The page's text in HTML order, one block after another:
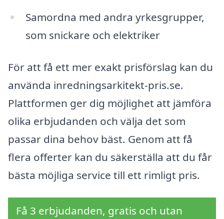
Samordna med andra yrkesgrupper,
som snickare och elektriker
För att få ett mer exakt prisförslag kan du
använda inredningsarkitekt-pris.se.
Plattformen ger dig möjlighet att jämföra
olika erbjudanden och välja det som
passar dina behov bäst. Genom att få
flera offerter kan du säkerställa att du får
bästa möjliga service till ett rimligt pris.
Få 3 erbjudanden, gratis och utan